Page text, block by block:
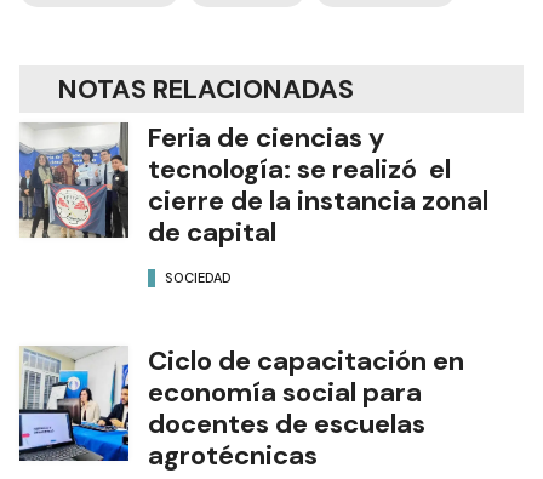
NOTAS RELACIONADAS
Feria de ciencias y
tecnología: se realizó el
cierre de la instancia zonal
de capital
SOCIEDAD
Ciclo de capacitación en
economía social para
docentes de escuelas
agrotécnicas